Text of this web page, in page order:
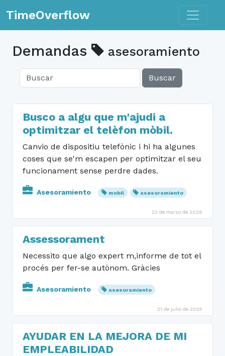
TimeOverflow Toggle
Demandas asesoramiento
Buscar
Busco a algu que m'ajudi a
optimitzar el telèfon mòbil.
Canvio de dispositiu telefònic i hi ha algunes
coses que se'm escapen per optimitzar el seu
funcionament sense perdre dades.
Asesoramiento mobil asesoramiento
22 de marzo de 2026
Assessorament
Necessito que algo expert m,informe de tot el
procés per fer-se autònom. Gràcies
Asesoramiento asesoramiento
21 de julio de 2025
AYUDAR EN LA MEJORA DE MI
EMPLEABILIDAD